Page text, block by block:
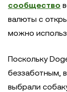
сообщество
валюты с
можно
Поскольку
беззаботным,
выбрали